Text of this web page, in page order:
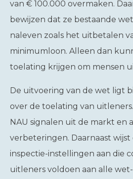
van € 100.000 overmaken.
bewijzen dat ze bestaande
naleven zoals het uitbetalen
minimumloon. Alleen dan
toelating krijgen om mensen
De uitvoering van de wet ligt
over de toelating van
NAU signalen uit de markt en
verbeteringen. Daarnaast wijst
inspectie-instellingen aan die
uitleners voldoen aan alle